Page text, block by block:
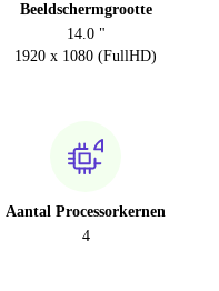
Beeldschermgrootte
14.0 "
1920 x 1080 (FullHD)
Aantal Processorkernen
4